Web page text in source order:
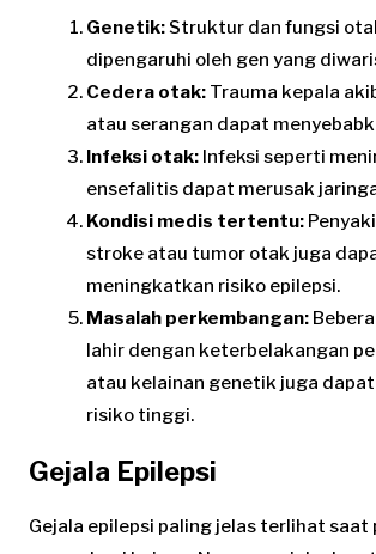
Genetik:Struktur dan fungsi
dipengaruhi oleh gen yang
Cedera otak: Trauma kepala
atau serangan dapat
Infeksi otak: Infeksi seperti
ensefalitis dapat merusak
Kondisi medis tertentu:
stroke atau tumor otak juga
meningkatkan risiko epilepsi.
Masalah perkembangan:
lahir dengan keterbelakangan
atau kelainan genetik juga
risiko tinggi.
Gejala Epilepsi
Gejala epilepsi paling jelas terlihat saat